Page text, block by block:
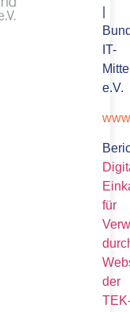
IT-
e.V.
für
der